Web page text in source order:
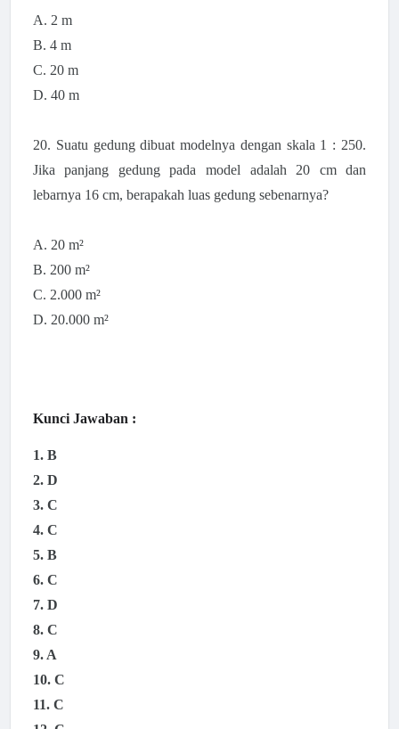
A. 2 m
B. 4 m
C. 20 m
D. 40 m
20. Suatu gedung dibuat modelnya dengan skala 1 : 250.
Jika panjang gedung pada model adalah 20 cm dan
lebarnya 16 cm, berapakah luas gedung sebenarnya?
A. 20 m²
B. 200 m²
C. 2.000 m²
D. 20.000 m²
Kunci Jawaban :
1. B
2. D
3. C
4. C
5. B
6. C
7. D
8. C
9. A
10. C
11. C